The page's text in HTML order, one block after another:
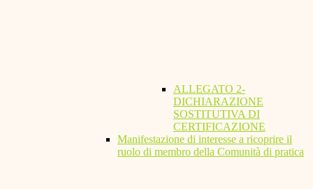
ALLEGATO 2-
DICHIARAZIONE
SOSTITUTIVA DI
CERTIFICAZIONE
Manifestazione di interesse a ricoprire il
ruolo di membro della Comunità di pratica